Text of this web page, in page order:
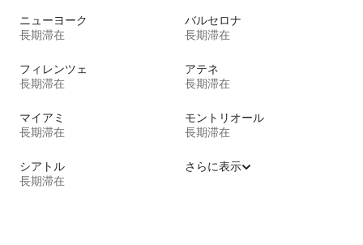
ニューヨーク
長期滞在
バルセロナ
長期滞在
フィレンツェ
長期滞在
アテネ
長期滞在
マイアミ
長期滞在
モントリオール
長期滞在
シアトル
長期滞在
さらに表示